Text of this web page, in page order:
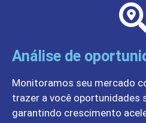
Análise de
Monitoramos seu mercado
trazer a você oportunidades
garantindo crescimento